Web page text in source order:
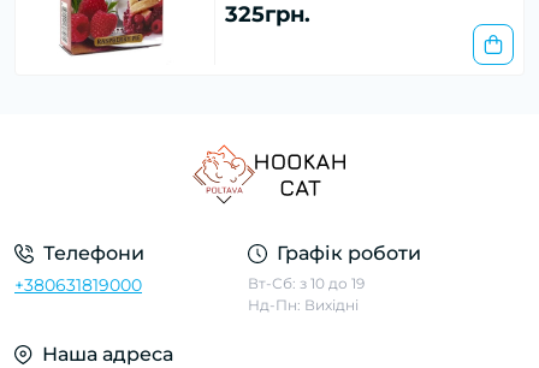
325грн.
Телефони
+380631819000
Графік роботи
Вт-Сб: з 10 до 19
Нд-Пн: Вихідні
Наша адреса